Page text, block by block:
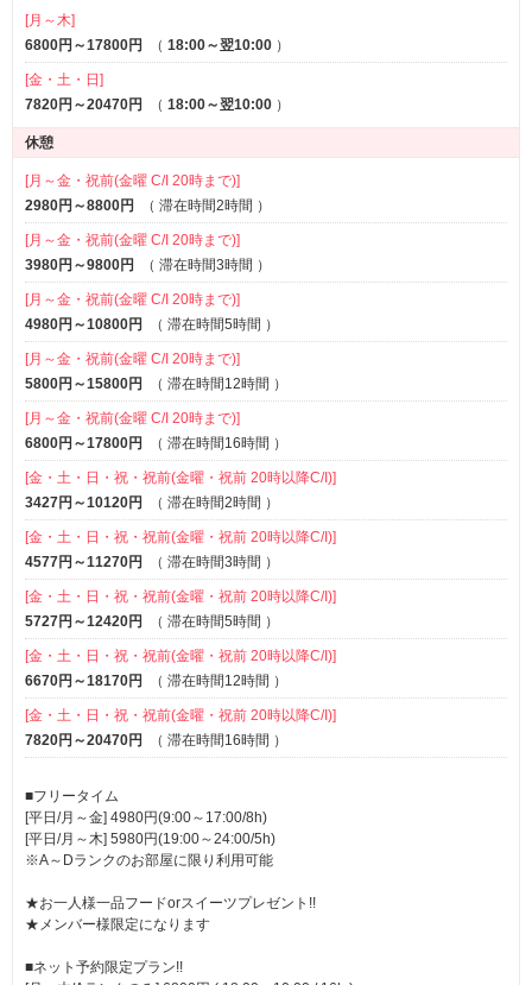
無料ランチ(宿泊のみ)
無料ドリンク
シャンプー各種
電動マッサージャー
爪切り
美顔器
バスソルト
[月～木]
6800円～17800円
（ 18:00～翌10:00 ）
[金・土・日]
7820円～20470円
（ 18:00～翌10:00 ）
休憩
[月～金・祝前(金曜 C/I 20時まで)]
2980円～8800円
（ 滞在時間2時間 ）
[月～金・祝前(金曜 C/I 20時まで)]
3980円～9800円
（ 滞在時間3時間 ）
[月～金・祝前(金曜 C/I 20時まで)]
4980円～10800円
（ 滞在時間5時間 ）
[月～金・祝前(金曜 C/I 20時まで)]
5800円～15800円
（ 滞在時間12時間 ）
[月～金・祝前(金曜 C/I 20時まで)]
6800円～17800円
（ 滞在時間16時間 ）
[金・土・日・祝・祝前(金曜・祝前 20時以降C/I)]
3427円～10120円
（ 滞在時間2時間 ）
[金・土・日・祝・祝前(金曜・祝前 20時以降C/I)]
4577円～11270円
（ 滞在時間3時間 ）
[金・土・日・祝・祝前(金曜・祝前 20時以降C/I)]
5727円～12420円
（ 滞在時間5時間 ）
[金・土・日・祝・祝前(金曜・祝前 20時以降C/I)]
6670円～18170円
（ 滞在時間12時間 ）
[金・土・日・祝・祝前(金曜・祝前 20時以降C/I)]
7820円～20470円
（ 滞在時間16時間 ）
■フリータイム
[平日/月～金] 4980円(9:00～17:00/8h)
[平日/月～木] 5980円(19:00～24:00/5h)
※A～Dランクのお部屋に限り利用可能
★お一人様一品フードorスイーツプレゼント!!
★メンバー様限定になります
■ネット予約限定プラン!!